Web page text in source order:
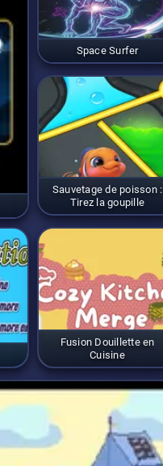
Space Surfer
Sauvetage de poisson :
Tirez la goupille
Fusion Douillette en
Cuisine